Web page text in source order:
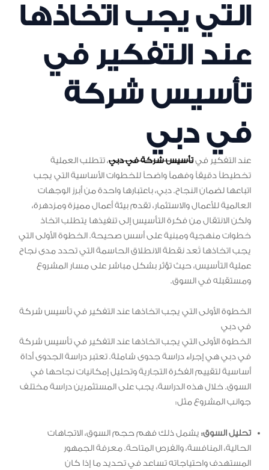
التي يجب اتخاذها
عند التفكير في
تأسيس شركة
في دبي
عند التفكير فيتأسيس شركة في دبي، تتطلب العملية
تخطيطاً دقيقاً وفهماً واضحاً للخطوات الأساسية التي يجب
اتباعها لضمان النجاح. دبي، باعتبارها واحدة من أبرز الوجهات
العالمية للأعمال والاستثمار، تقدم بيئة أعمال مميزة ومزدهرة،
ولكن الانتقال من فكرة التأسيس إلى تنفيذها يتطلب اتخاذ
خطوات منهجية ومبنية على أسس صحيحة. الخطوة الأولى التي
يجب اتخاذها تُعد نقطة الانطلاق الحاسمة التي تحدد مدى نجاح
عملية التأسيس، حيث تؤثر بشكل مباشر على مسار المشروع
ومستقبله في السوق.
الخطوة الأولى التي يجب اتخاذها عند التفكير في تأسيس شركة
في دبي
الخطوة الأولى التي يجب اتخاذها عند التفكير في تأسيس شركة
في دبي هي إجراء دراسة جدوى شاملة. تعتبر دراسة الجدوى أداة
أساسية لتقييم الفكرة التجارية وتحليل إمكانيات نجاحها في
السوق. خلال هذه الدراسة، يجب على المستثمرين دراسة مختلف
جوانب المشروع مثل:
تحليل السوق: يشمل ذلك فهم حجم السوق، الاتجاهات
الحالية، المنافسة، والفرص المتاحة. معرفة الجمهور
المستهدف واحتياجاته تساعد في تحديد ما إذا كان